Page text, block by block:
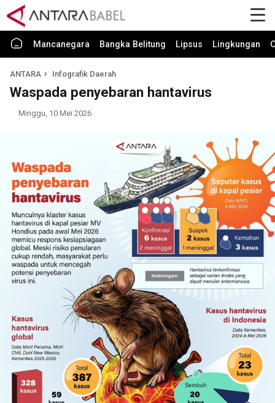
Mancanegara Bangka Belitung Lipsus Lingkungan
ANTARA Infografik Daerah
Waspada penyebaran hantavirus
Minggu, 10 Mei 2026